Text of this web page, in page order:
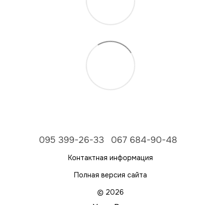
095 399-26-33 067 684-90-48
Контактная информация
Полная версия сайта
© 2026